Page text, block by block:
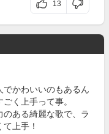
13
かわいいのもあるん
く上手って事。
ある綺麗な歌で、ラ
上手！